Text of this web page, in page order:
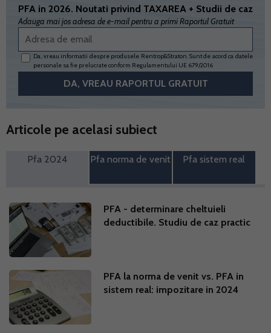
PFA in 2026. Noutati privind TAXAREA + Studii de caz
Adauga mai jos adresa de e-mail pentru a primi Raportul Gratuit
Da, vreau informatii despre produsele Rentrop&Straton. Sunt de acord ca datele
personale sa fie prelucrate conform Regulamentului UE 679/2016
Articole pe acelasi subiect
Pfa 2024 Pfa norma de venit Pfa sistem real
PFA - determinare cheltuieli
deductibile. Studiu de caz practic
PFA la norma de venit vs. PFA in
sistem real: impozitare in 2024